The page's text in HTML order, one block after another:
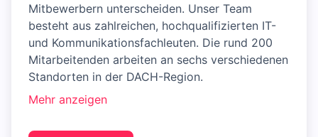
Mitbewerbern unterscheiden. Unser Team
besteht aus zahlreichen, hochqualifizierten IT-
und Kommunikationsfachleuten. Die rund 200
Mitarbeitenden arbeiten an sechs verschiedenen
Standorten in der DACH-Region.
Mehr anzeigen